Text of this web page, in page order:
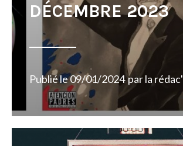
DÉCEMBRE 2023
Publié le09/01/2024 parla rédac'